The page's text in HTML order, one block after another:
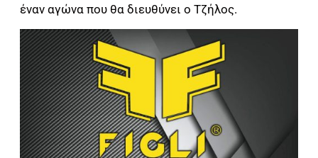
έναν αγώνα που θα διευθύνει ο Τζήλος.